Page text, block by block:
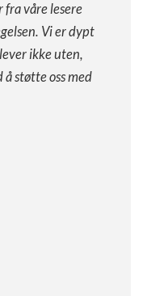
fra våre lesere
Vi er dypt
ikke uten,
støtte oss med